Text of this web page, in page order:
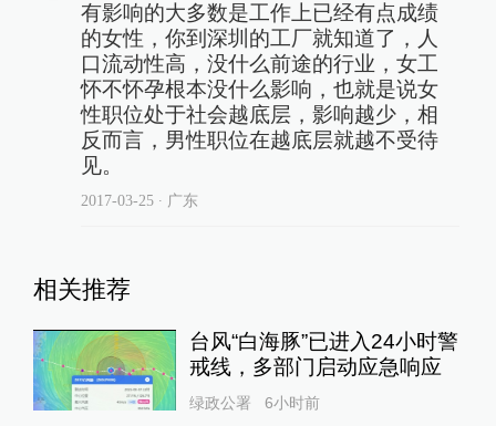
有影响的大多数是工作上已经有点成绩
的女性，你到深圳的工厂就知道了，人
口流动性高，没什么前途的行业，女工
怀不怀孕根本没什么影响，也就是说女
性职位处于社会越底层，影响越少，相
反而言，男性职位在越底层就越不受待
见。
2017-03-25∙ 广东
相关推荐
台风“白海豚”已进入24小时警
戒线，多部门启动应急响应
绿政公署 6小时前